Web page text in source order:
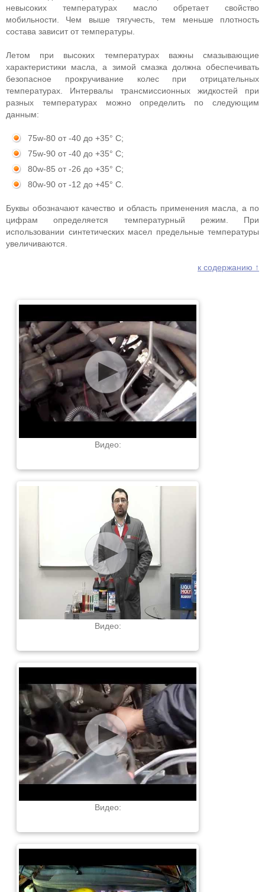
невысоких температурах масло обретает свойство
мобильности. Чем выше тягучесть, тем меньше плотность
состава зависит от температуры.
Летом при высоких температурах важны смазывающие
характеристики масла, а зимой смазка должна обеспечивать
безопасное прокручивание колес при отрицательных
температурах. Интервалы трансмиссионных жидкостей при
разных температурах можно определить по следующим
данным:
75w-80 от -40 до +35° С;
75w-90 от -40 до +35° С;
80w-85 от -26 до +35° С;
80w-90 от -12 до +45° С.
Буквы обозначают качество и область применения масла, а по
цифрам определяется температурный режим. При
использовании синтетических масел предельные температуры
увеличиваются.
к содержанию ↑
Видео:
Видео:
Видео: